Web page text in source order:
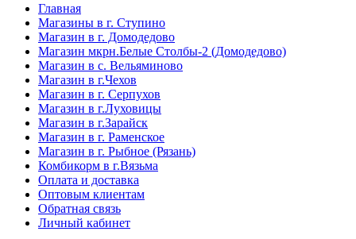
Главная
Магазины в г. Ступино
Магазин в г. Домодедово
Магазин мкрн.Белые Столбы-2 (Домодедово)
Магазин в с. Вельяминово
Магазин в г.Чехов
Магазин в г. Серпухов
Магазин в г.Луховицы
Магазин в г.Зарайск
Магазин в г. Раменское
Магазин в г. Рыбное (Рязань)
Комбикорм в г.Вязьма
Оплата и доставка
Оптовым клиентам
Обратная связь
Личный кабинет